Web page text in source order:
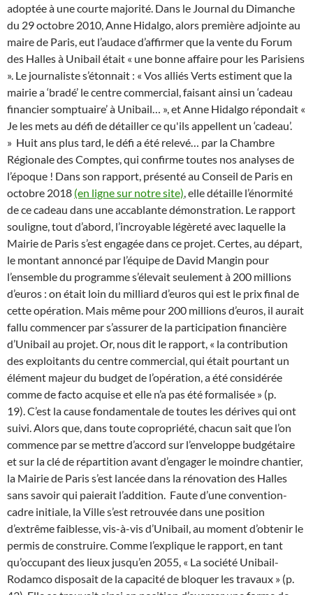
adoptée à une courte majorité. Dans le Journal du Dimanche
du 29 octobre 2010, Anne Hidalgo, alors première adjointe au
maire de Paris, eut l’audace d’affirmer que la vente du Forum
des Halles à Unibail était « une bonne affaire pour les Parisiens
». Le journaliste s’étonnait : « Vos alliés Verts estiment que la
mairie a ‘bradé’ le centre commercial, faisant ainsi un ‘cadeau
financier somptuaire’ à Unibail… », et Anne Hidalgo répondait «
Je les mets au défi de détailler ce qu'ils appellent un ‘cadeau’.
» Huit ans plus tard, le défi a été relevé… par la Chambre
Régionale des Comptes, qui confirme toutes nos analyses de
l’époque ! Dans son rapport, présenté au Conseil de Paris en
octobre 2018 (en ligne sur notre site), elle détaille l’énormité
de ce cadeau dans une accablante démonstration. Le rapport
souligne, tout d’abord, l’incroyable légèreté avec laquelle la
Mairie de Paris s’est engagée dans ce projet. Certes, au départ,
le montant annoncé par l’équipe de David Mangin pour
l’ensemble du programme s’élevait seulement à 200 millions
d’euros : on était loin du milliard d’euros qui est le prix final de
cette opération. Mais même pour 200 millions d’euros, il aurait
fallu commencer par s’assurer de la participation financière
d’Unibail au projet. Or, nous dit le rapport, « la contribution
des exploitants du centre commercial, qui était pourtant un
élément majeur du budget de l’opération, a été considérée
comme de facto acquise et elle n’a pas été formalisée » (p.
19). C’est la cause fondamentale de toutes les dérives qui ont
suivi. Alors que, dans toute copropriété, chacun sait que l’on
commence par se mettre d’accord sur l’enveloppe budgétaire
et sur la clé de répartition avant d’engager le moindre chantier,
la Mairie de Paris s’est lancée dans la rénovation des Halles
sans savoir qui paierait l’addition. Faute d’une convention-
cadre initiale, la Ville s’est retrouvée dans une position
d’extrême faiblesse, vis-à-vis d’Unibail, au moment d’obtenir le
permis de construire. Comme l’explique le rapport, en tant
qu’occupant des lieux jusqu’en 2055, « La société Unibail-
Rodamco disposait de la capacité de bloquer les travaux » (p.